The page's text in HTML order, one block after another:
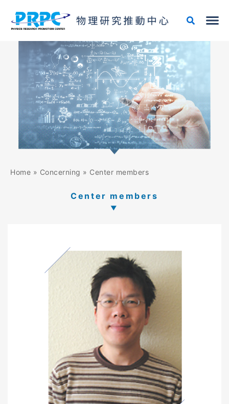
content
Home » Concerning » Center members
Center members